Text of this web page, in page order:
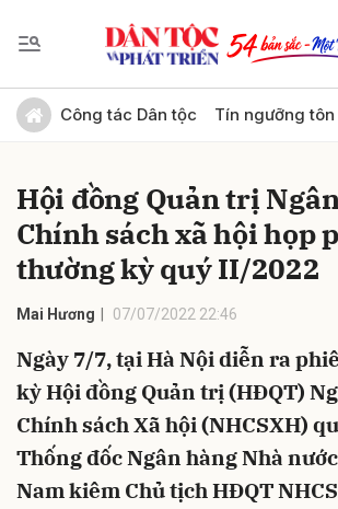
Công tác Dân tộc Tín ngưỡng
Hội đồng Quản trị
Chính sách xã hội họp
thường kỳ quý II/2022
Mai Hương 07/07/2022 22:46
Ngày 7/7, tại Hà Nội diễn ra
kỳ Hội đồng Quản trị (HĐQT)
Chính sách Xã hội (NHCSXH)
Thống đốc Ngân hàng Nhà
Nam kiêm Chủ tịch HĐQT
Gửi bình luận